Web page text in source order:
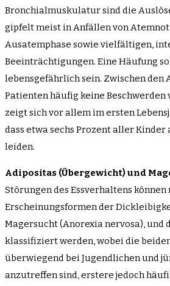
Bronchialmuskulatur sind die
gipfelt meist in Anfällen von
Ausatemphase sowie vielfältigen,
Beeinträchtigungen. Eine Häufung
lebensgefährlich sein. Zwischen den
Patienten häufig keine Beschwerden
zeigt sich vor allem im ersten
dass etwa sechs Prozent aller
leiden.
Adipositas (Übergewicht) und
Störungen des Essverhaltens
Erscheinungsformen der
Magersucht (Anorexia nervosa), und
klassifiziert werden, wobei die
überwiegend bei Jugendlichen und
anzutreffen sind, erstere jedoch